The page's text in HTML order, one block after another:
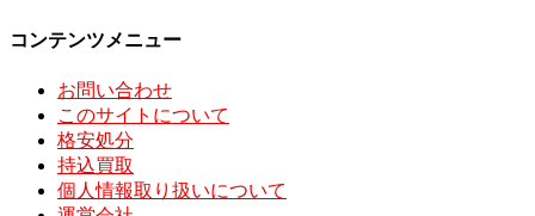
コンテンツメニュー
お問い合わせ
このサイトについて
格安処分
持込買取
個人情報取り扱いについて